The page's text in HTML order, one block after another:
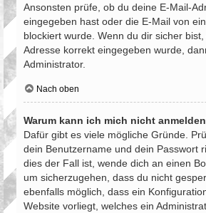
Ansonsten prüfe, ob du deine E-Mail-
eingegeben hast oder die E-Mail von
blockiert wurde. Wenn du dir sicher
Adresse korrekt eingegeben wurde,
Administrator.
Nach oben
Warum kann ich mich nicht
Dafür gibt es viele mögliche Gründe.
dein Benutzername und dein Passwort
dies der Fall ist, wende dich an einen
um sicherzugehen, dass du nicht
ebenfalls möglich, dass ein
Website vorliegt, welches ein